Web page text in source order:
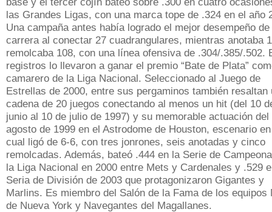
las Grandes Ligas, con una marca tope de .324 en el año
Una campaña antes había logrado el mejor desempeño
carrera al conectar 27 cuadrangulares, mientras anotaba
remolcaba 108, con una línea ofensiva de .304/.385/.502.
registros lo llevaron a ganar el premio “Bate de Plata”
camarero de la Liga Nacional. Seleccionado al Juego de
Estrellas de 2000, entre sus pergaminos también resaltan
cadena de 20 juegos conectando al menos un hit (del 10
junio al 10 de julio de 1997) y su memorable actuación del
agosto de 1999 en el Astrodome de Houston, escenario
cual ligó de 6-6, con tres jonrones, seis anotadas y cinco
remolcadas. Además, bateó .444 en la Serie de
la Liga Nacional en 2000 entre Mets y Cardenales y .529
Seria de División de 2003 que protagonizaron Gigantes y
Marlins. Es miembro del Salón de la Fama de los equipos
de Nueva York y Navegantes del Magallanes.